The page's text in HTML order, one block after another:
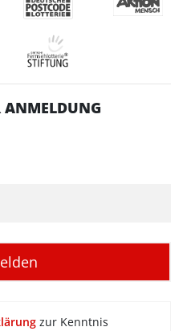
ANMELDUNG
zur Kenntnis